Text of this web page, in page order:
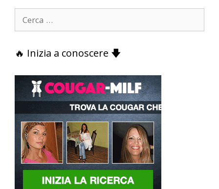
per:
🔥 Inizia a conoscere 🡇